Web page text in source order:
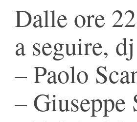
Dalle ore
a seguire,
– Paolo
– Giuseppe